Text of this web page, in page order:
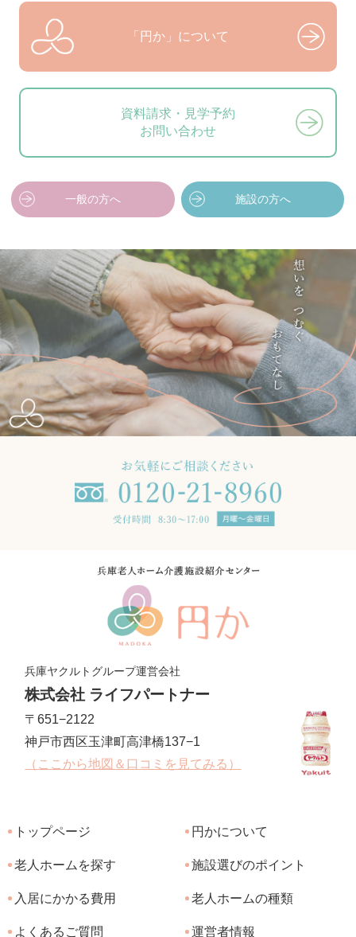
「円か」について
資料請求・見学予約
お問い合わせ
一般の方へ 施設の方へ
兵庫ヤクルトグループ運営会社
株式会社 ライフパートナー
〒651−2122
神戸市西区玉津町高津橋137−1
（ここから地図＆口コミを見てみる）
トップページ 円かについて
老人ホームを探す 施設選びのポイント
入居にかかる費用 老人ホームの種類
よくあるご質問 運営者情報